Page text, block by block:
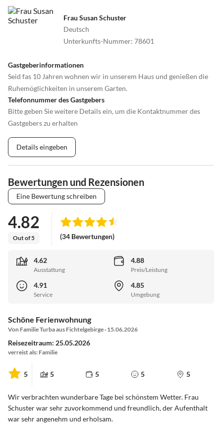
Frau Susan Schuster
Deutsch
Unterkunfts-Nummer: 78601
Gastgeberinformationen
Seid fas 10 Jahren wohnen wir in unserem Haus und genießen die
Ruhemöglichkeiten in unserem Garten.
Telefonnummer des Gastgebers
Bitte geben Sie weitere Details ein, um die Kontaktnummer des
Gastgebers zu erhalten
Details eingeben
Bewertungen und Rezensionen
Eine Bewertung schreiben
4.82
Out of 5 (34 Bewertungen)
4.62
Ausstattung
4.88
Preis/Leistung
4.91
Service
4.85
Umgebung
Schöne Ferienwohnung
Von Familie Turba aus Fichtelgebirge · 15.06.2026
Reisezeitraum: 25.05.2026
verreist als: Familie
5 5 5 5 5
Wir verbrachten wunderbare Tage bei schönstem Wetter. Frau
Schuster war sehr zuvorkommend und freundlich, der Aufenthalt
war sehr angenehm und erholsam.